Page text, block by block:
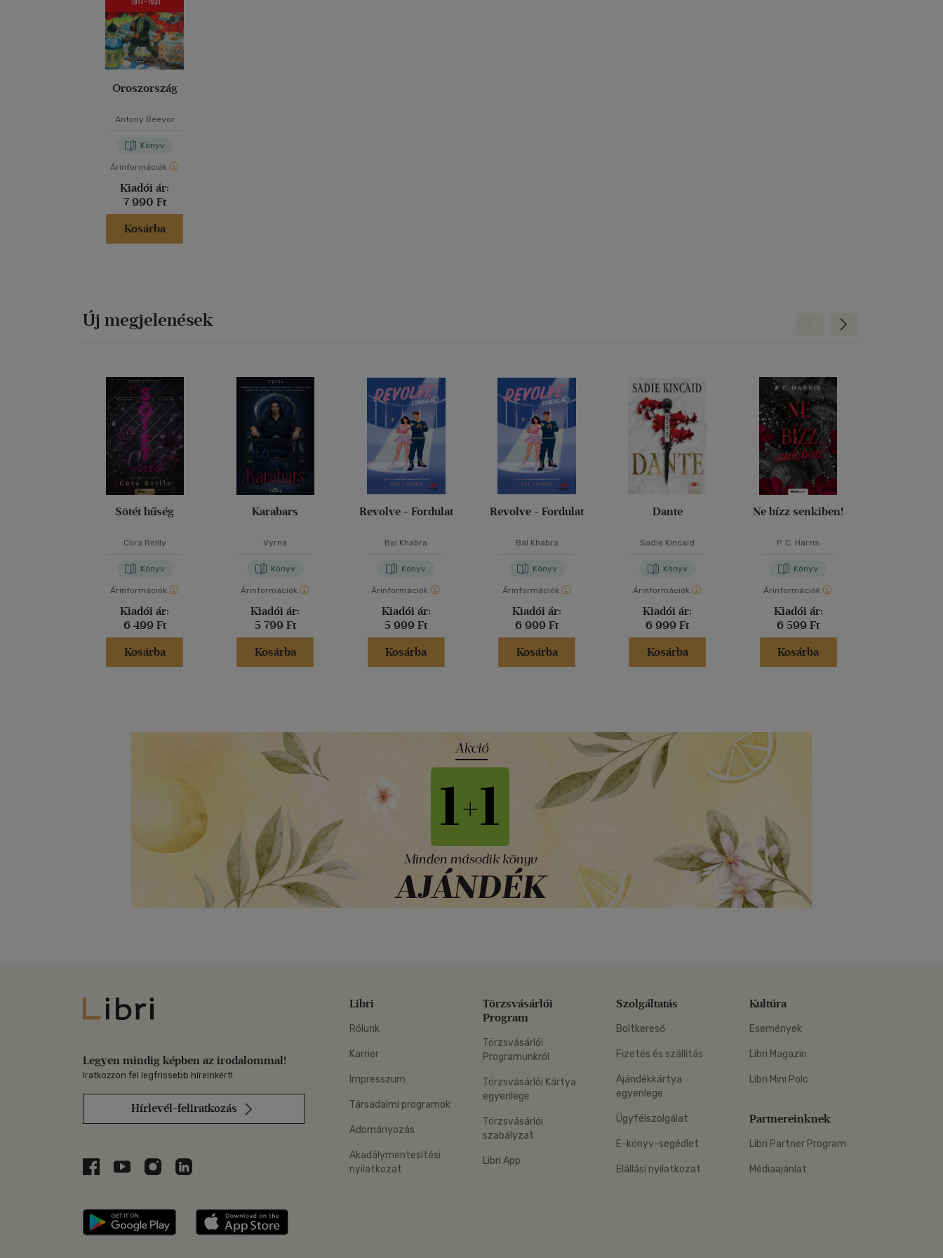
Oroszország
Antony Beevor
Könyv
Árinformációk
Kiadói ár:
7 990 Ft
Kosárba
Új megjelenések
Sötét hűség
Cora Reilly
Könyv
Árinformációk
Kiadói ár:
6 499 Ft
Kosárba
Karabars
Vyrna
Könyv
Árinformációk
Kiadói ár:
5 799 Ft
Kosárba
Revolve - Fordulat
Bal Khabra
Könyv
Árinformációk
Kiadói ár:
5 999 Ft
Kosárba
Revolve - Fordulat
Bal Khabra
Könyv
Árinformációk
Kiadói ár:
6 999 Ft
Kosárba
Dante
Sadie Kincaid
Könyv
Árinformációk
Kiadói ár:
6 999 Ft
Kosárba
Ne bízz senkiben!
P. C. Harris
Könyv
Árinformációk
Kiadói ár:
6 599 Ft
Kosárba
Előre
Libri
Legyen mindig képben az irodalommal!
Iratkozzon fel legfrissebb híreinkért!
Hírlevél-feliratkozás
Libri a Facebookon
Libri a Youtube-on
Libri az Instagramon
Libri a LinkedInen
Libri applikáció Szerezd meg: Google Play
Libri
Rólunk
Karrier
Impresszum
Társadalmi programok
Adományozás
Akadálymentesítési
nyilatkozat
Törzsvásárlói
Program
Törzsvásárlói
Programunkról
Törzsvásárlói Kártya
egyenlege
Törzsvásárlói
szabályzat
Libri App
Szolgáltatás
Boltkereső
Fizetés és szállítás
Ajándékkártya
egyenlege
Ügyfélszolgálat
E-könyv-segédlet
Elállási nyilatkozat
Kultúra
Események
Libri Magazin
Libri Mini Polc
Partnereinknek
Libri Partner Program
Médiaajánlat